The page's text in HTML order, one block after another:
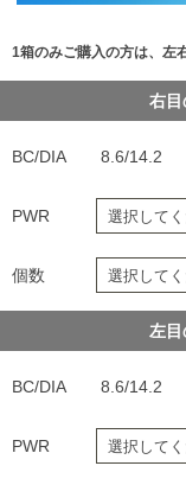
1箱のみご購入の方は、左
右目
BC/DIA 8.6/14.2
PWR
個数
左
BC/DIA 8.6/14.2
PWR